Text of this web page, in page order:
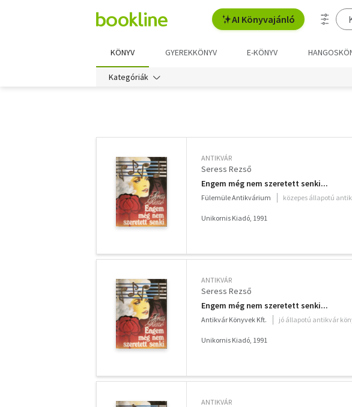
AI Könyvajánló
KÖNYV GYEREKKÖNYV E-KÖNYV
Kategóriák
ANTIKVÁR
Seress Rezső
Engem még nem szeretett senki...
Fülemüle Antikvárium közepes állapotú
Unikornis Kiadó, 1991
ANTIKVÁR
Seress Rezső
Engem még nem szeretett senki...
Antikvár Könyvek Kft. jó állapotú antikvár
Unikornis Kiadó, 1991
ANTIKVÁR